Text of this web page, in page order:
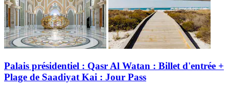
Palais présidentiel : Qasr Al Watan : Billet d'entrée +
Plage de Saadiyat Kai : Jour Pass